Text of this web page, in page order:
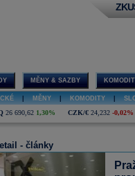
MĚNY & SAZBY
MĚNY KOMODITY
26 690,62 1,30% CZK/€ 24,232 -0,02%
- články